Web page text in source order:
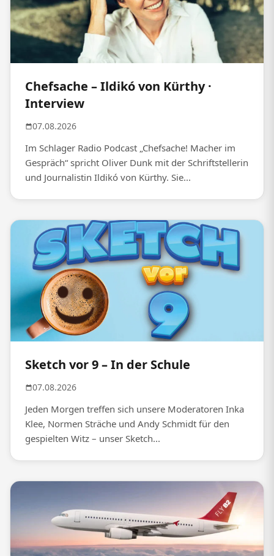
Chefsache – Ildikó von Kürthy ·
Interview
07.08.2026
Im Schlager Radio Podcast „Chefsache! Macher im
Gespräch“ spricht Oliver Dunk mit der Schriftstellerin
und Journalistin Ildikó von Kürthy. Sie...
Sketch vor 9 – In der Schule
07.08.2026
Jeden Morgen treffen sich unsere Moderatoren Inka
Klee, Normen Sträche und Andy Schmidt für den
gespielten Witz – unser Sketch...